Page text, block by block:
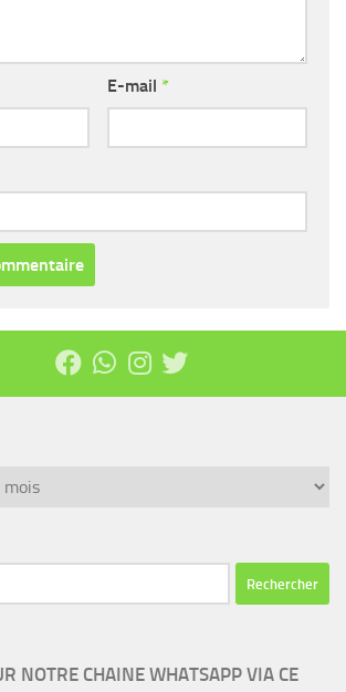
E-mail *
NOTRE CHAINE WHATSAPP VIA CE